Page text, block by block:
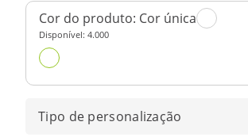
Cor do produto: Cor única
Disponível: 4.000
Tipo de personalização